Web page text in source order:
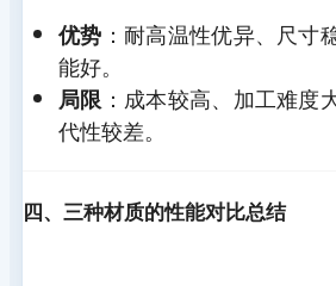
优势 ：耐高温性优异、尺寸
能好。
局限 ：成本较高、加工难度
代性较差。
四、三种材质的性能对比总结